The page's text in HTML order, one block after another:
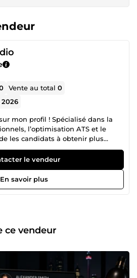
Vente au total0
2026
! Spécialisé dans la
l’optimisation ATS et le
les candidats à obtenir plus
documents modernes,
: ✔ Création
✔ Optimisation ATS
✔ Refonte et
✔ Optimisation LinkedIn
en véritable outil marketing
des recruteurs dès les
est adapté à votre métier, votre
✅ Optimisation stratégique
et les mots-clés recherchés
le vendeur
En savoir plus
ce vendeur